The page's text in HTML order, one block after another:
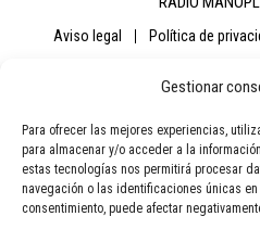
Gestionar
Para ofrecer las mejores experiencias,
para almacenar y/o acceder a la
estas tecnologías nos permitirá procesar
navegación o las identificaciones únicas
consentimiento, puede afectar
aviso legal política de